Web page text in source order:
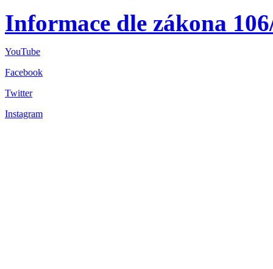
Informace dle zákona
YouTube
Facebook
Twitter
Instagram